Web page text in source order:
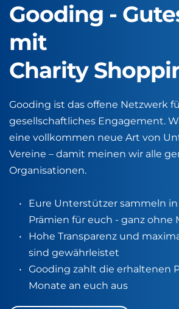
Gooding -
mit
Charity
Gooding ist das offene Netzwerk
gesellschaftliches Engagement.
eine vollkommen neue Art von
Vereine – damit meinen wir alle
Organisationen.
Eure Unterstützer sammeln in
Prämien für euch - ganz ohne
Hohe Transparenz und
sind gewährleistet
Gooding zahlt die erhaltenen
Monate an euch aus